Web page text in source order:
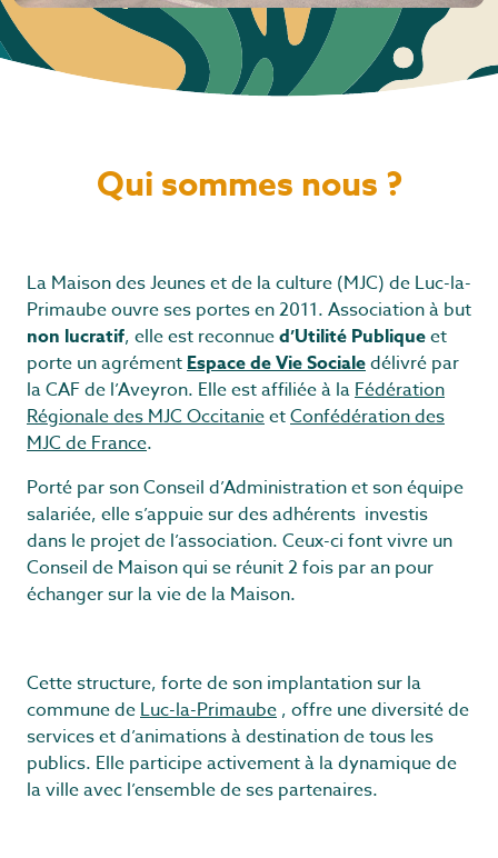
Qui sommes nous ?
La Maison des Jeunes et de la culture (MJC) de Luc-la-
Primaube ouvre ses portes en 2011. Association à but
non lucratif, elle est reconnued’Utilité Publiqueet
porte un agrémentEspace de Vie Socialedélivré par
la CAF de l’Aveyron. Elle est affiliée à laFédération
Régionale des MJC OccitanieetConfédération des
MJC de France.
Porté par son Conseil d’Administration et son équipe
salariée, elle s’appuie sur des adhérents investis
dans le projet de l’association. Ceux-ci font vivre un
Conseil de Maison qui se réunit 2 fois par an pour
échanger sur la vie de la Maison.
Cette structure, forte de son implantation sur la
commune deLuc-la-Primaube , offre une diversité de
services et d’animations à destination de tous les
publics. Elle participe activement à la dynamique de
la ville avec l’ensemble de ses partenaires.